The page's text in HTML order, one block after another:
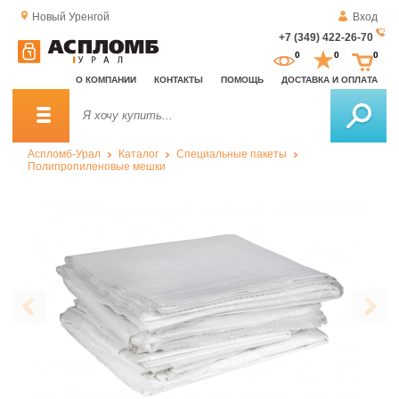
Новый Уренгой
Вход
+7 (349) 422-26-70
О КОМПАНИИ КОНТАКТЫ ПОМОЩЬ ДОСТАВКА И ОПЛАТА
0 0 0
Аспломб-Урал Каталог
Специальные пакеты
Полипропиленовые мешки